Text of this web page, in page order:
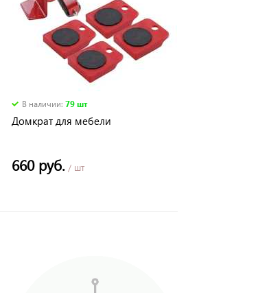
В наличии:79 шт
Домкрат для мебели
660 руб. / шт